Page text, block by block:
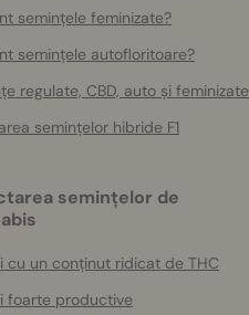
semințele feminizate?
semințele autofloritoare?
regulate, CBD, auto și feminizate
semințelor hibride F1
semințelor de
cu un conținut ridicat de THC
foarte productive